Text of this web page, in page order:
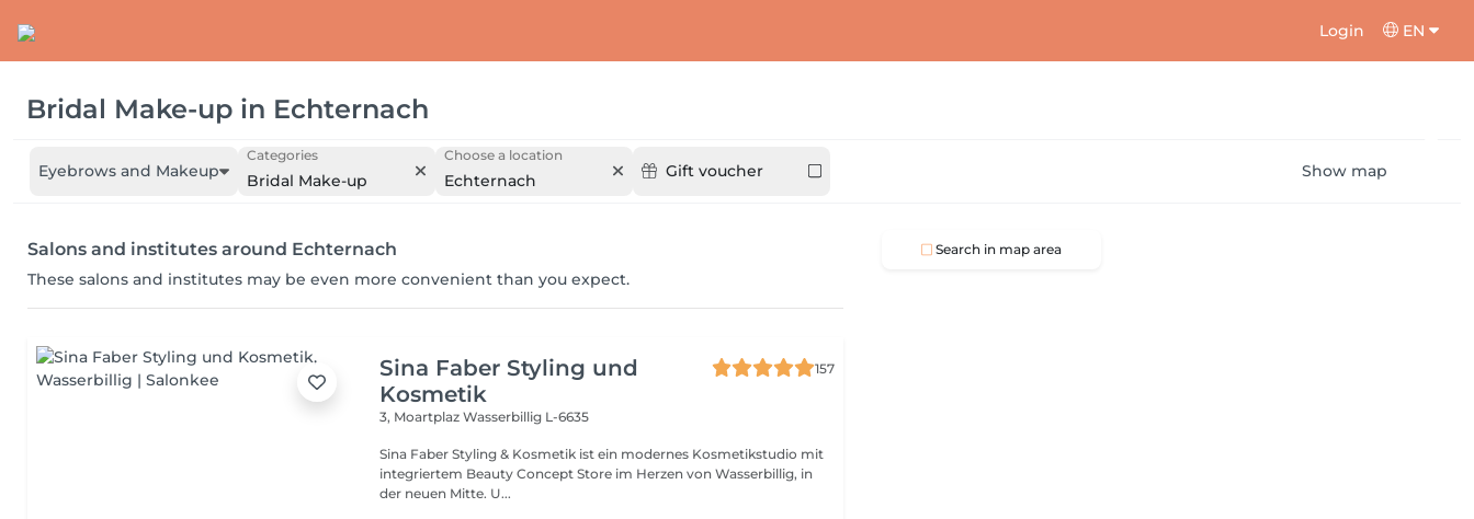
Login EN
Bridal Make-up in Echternach
Eyebrows and Makeup
Categories
Bridal Make-up
Choose a location
Echternach Gift voucher Show map
Salons and institutes around Echternach
These salons and institutes may be even more convenient than you expect.
Sina Faber Styling und
Kosmetik
157
3, MoartplazWasserbillig L-6635
Sina Faber Styling & Kosmetik ist ein modernes Kosmetikstudio mit
integriertem Beauty Concept Store im Herzen von Wasserbillig, in
der neuen Mitte. U...
Search in map area